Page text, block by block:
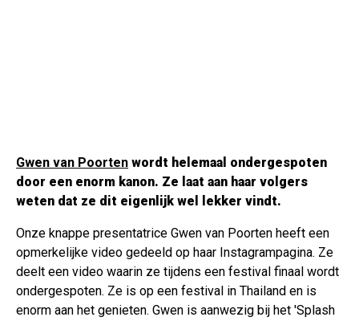
Gwen van Poorten wordt helemaal ondergespoten
door een enorm kanon. Ze laat aan haar volgers
weten dat ze dit eigenlijk wel lekker vindt.
Onze knappe presentatrice Gwen van Poorten heeft een
opmerkelijke video gedeeld op haar Instagrampagina. Ze
deelt een video waarin ze tijdens een festival finaal wordt
ondergespoten. Ze is op een festival in Thailand en is
enorm aan het genieten. Gwen is aanwezig bij het 'Splash